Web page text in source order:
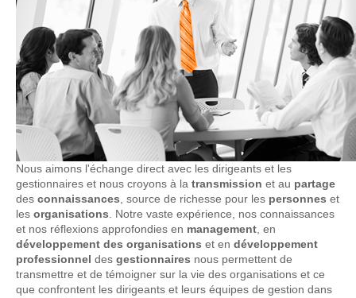
Nous aimons l'échange direct avec les dirigeants et les
gestionnaires et nous croyons à la transmission et au partage
des connaissances, source de richesse pour les personnes et
les organisations. Notre vaste expérience, nos connaissances
et nos réflexions approfondies en management, en
développement des organisations et en développement
professionnel des gestionnaires nous permettent de
transmettre et de témoigner sur la vie des organisations et ce
que confrontent les dirigeants et leurs équipes de gestion dans